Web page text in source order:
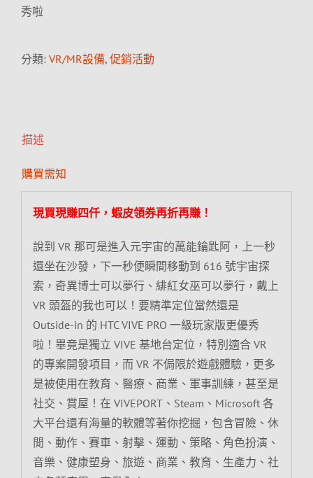
秀啦
分類: VR/MR設備, 促銷活動
描述
購買需知
現買現賺四仟，蝦皮領券再折再賺！
說到 VR 那可是進入元宇宙的萬能鑰匙阿，上一秒
還坐在沙發，下一秒便瞬間移動到 616 號宇宙探
索，奇異博士可以夢行、緋紅女巫可以夢行，戴上
VR 頭盔的我也可以！要精準定位當然還是
Outside-in 的 HTC VIVE PRO 一級玩家版更優秀
啦！畢竟是獨立 VIVE 基地台定位，特別適合 VR
的專案開發項目，而 VR 不侷限於遊戲體驗，更多
是被使用在教育、醫療、商業、軍事訓練，甚至是
社交、賞屋！在 VIVEPORT、Steam、Microsoft 各
大平台還有海量的軟體等著你挖掘，包含冒險、休
閒、動作、賽車、射擊、運動、策略、角色扮演、
音樂、健康塑身、旅遊、商業、教育、生產力、社